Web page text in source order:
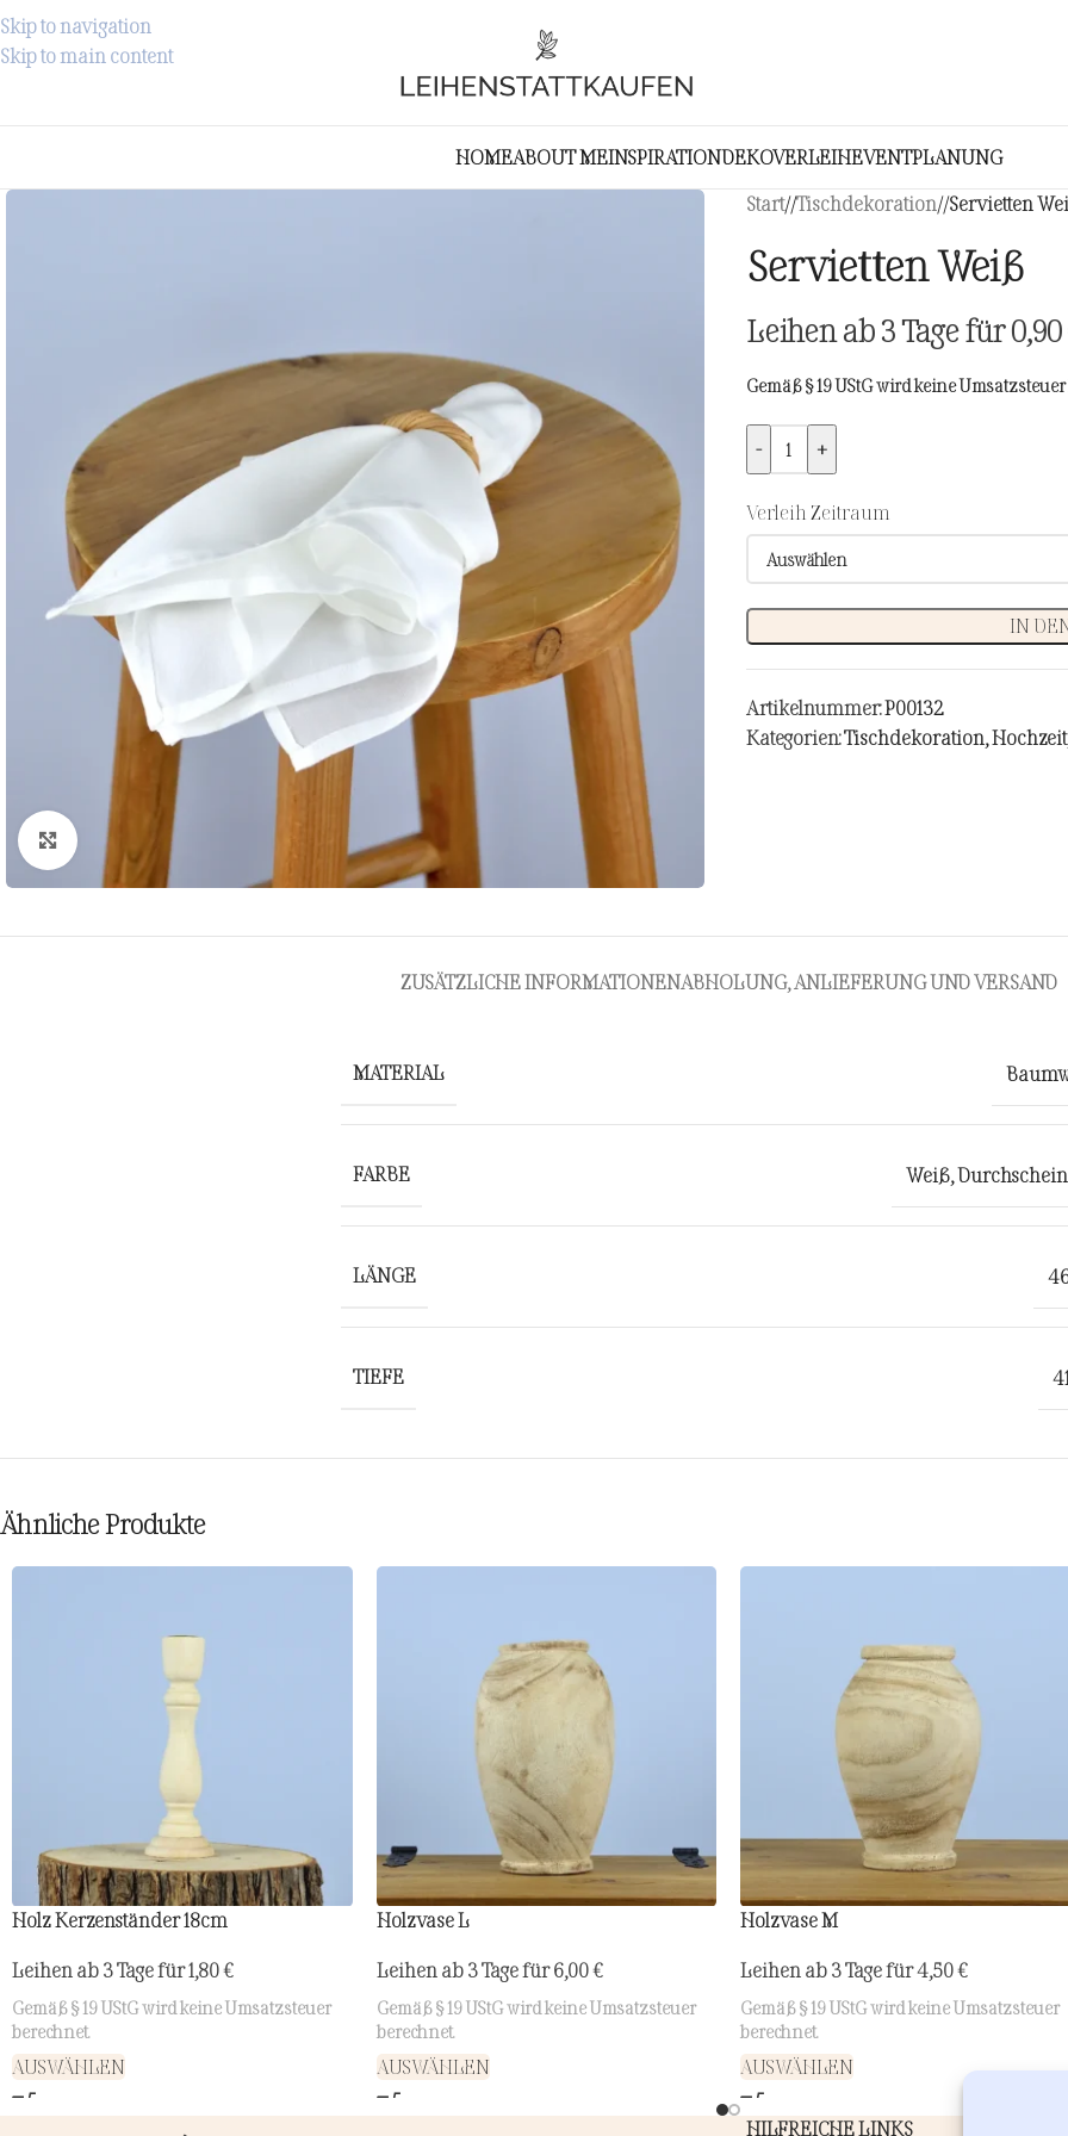
Skip to navigation
Skip to main content
HOMEABOUT MEINSPIRATIONDEKOVERLEIHEVENTPLANUNG
Zum Vergrößern klicken
Start/ Tischdekoration/ Servietten
Servietten Weiß
Leihen ab 3 Tage für0,90
Gemäß § 19 UStG wird keine
- +
Verleih Zeitraum
IN
Artikelnummer:P00132
Kategorien:Tischdekoration,Hochzeit
ZUSÄTZLICHE INFORMATIONENABHOLUNG, ANLIEFERUNG UND VERSAND
MATERIAL
FARBE Weiß,
LÄNGE
TIEFE
Ähnliche Produkte
Holz Kerzenständer 18cm
Leihen ab 3 Tage für1,80€
Gemäß § 19 UStG wird keine Umsatzsteuer
berechnet.
AUSWÄHLEN
Holzvase L
Leihen ab 3 Tage für6,00€
Gemäß § 19 UStG wird keine Umsatzsteuer
berechnet.
AUSWÄHLEN
Holzvase M
Leihen ab 3 Tage für4,50€
Gemäß § 19 UStG wird keine Umsatzsteuer
berechnet.
AUSWÄHLEN
HILFREICHE LINKS